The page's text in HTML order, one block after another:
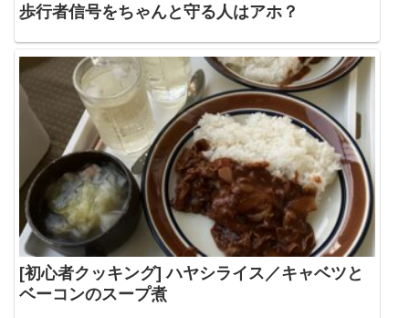
歩行者信号をちゃんと守る人はアホ？
[初心者クッキング] ハヤシライス／キャベツと
ベーコンのスープ煮